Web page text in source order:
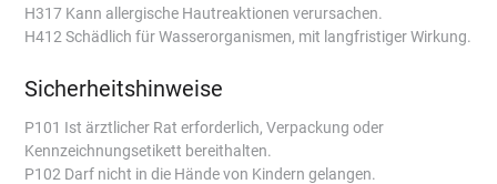
H317 Kann allergische Hautreaktionen verursachen.
H412 Schädlich für Wasserorganismen, mit langfristiger Wirkung.
Sicherheitshinweise
P101 Ist ärztlicher Rat erforderlich, Verpackung oder
Kennzeichnungsetikett bereithalten.
P102 Darf nicht in die Hände von Kindern gelangen.